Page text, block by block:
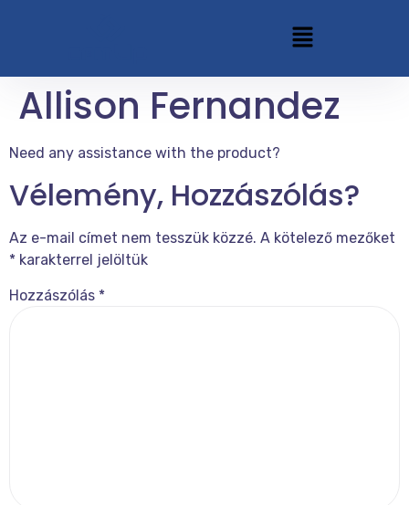
Allison Fernandez
Need any assistance with the product?
Vélemény, Hozzászólás?
Az e-mail címet nem tesszük közzé. A kötelező mezőket
* karakterrel jelöltük
Hozzászólás *